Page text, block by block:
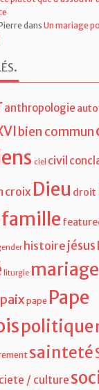
dans Un mariage
.
anthropologie
bien commun
ciel civil
croix Dieu droit
famille
histoire jésus
liturgie mariage
paixpape Pape
politique
sainteté
/ culture